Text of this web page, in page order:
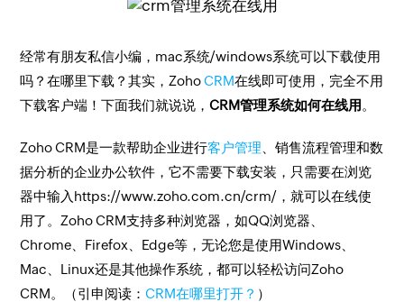
经常有朋友私信小编，mac系统/windows系统可以下载使用
吗？在哪里下载？其实，ZohoCRM在线即可使用，完全不用
下载客户端！下面我们就说说，CRM管理系统如何在线用 。
Zoho CRM是一款帮助企业进行客户管理 、销售流程管理和数
据分析的企业办公软件，它不需要下载安装，只需要在浏览
器中输入https://www.zoho.com.cn/crm/，就可以在线使
用了。Zoho CRM支持多种浏览器，如QQ浏览器、
Chrome、Firefox、Edge等，无论您是使用Windows、
Mac、Linux还是其他操作系统，都可以轻松访问Zoho
CRM。（引申阅读：CRM在哪里打开？ ）